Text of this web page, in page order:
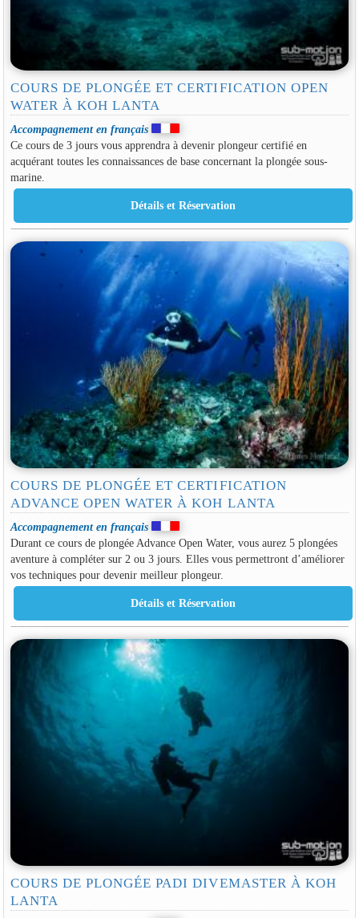
COURS DE PLONGÉE ET CERTIFICATION OPEN
WATER À KOH LANTA
Accompagnement en français
Ce cours de 3 jours vous apprendra à devenir plongeur certifié en
acquérant toutes les connaissances de base concernant la plongée sous-
marine.
COURS DE PLONGÉE ET CERTIFICATION
ADVANCE OPEN WATER À KOH LANTA
Accompagnement en français
Durant ce cours de plongée Advance Open Water, vous aurez 5 plongées
aventure à compléter sur 2 ou 3 jours. Elles vous permettront d’améliorer
vos techniques pour devenir meilleur plongeur.
COURS DE PLONGÉE PADI DIVEMASTER À KOH
LANTA